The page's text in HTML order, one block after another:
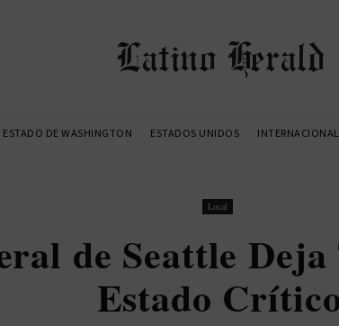
Latino Herald
ESTADO DE WASHINGTON ESTADOS UNIDOS INTERNACIONAL
Local
de Seattle
Estado